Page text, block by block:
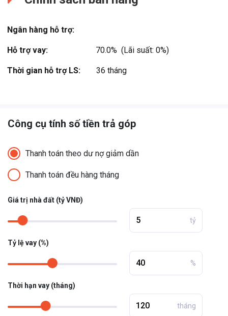
Ngân hàng hỗ trợ:
Hỗ trợ vay: 70.0%  (Lãi suất: 0%)
Thời gian hỗ trợ LS: 36 tháng
Công cụ tính số tiền trả góp
Thanh toán theo dư nợ giảm dần
Thanh toán đều hàng tháng
Giá trị nhà đất (tỷ VNĐ)
tỷ
Tỷ lệ vay (%)
%
Thời hạn vay (tháng)
tháng